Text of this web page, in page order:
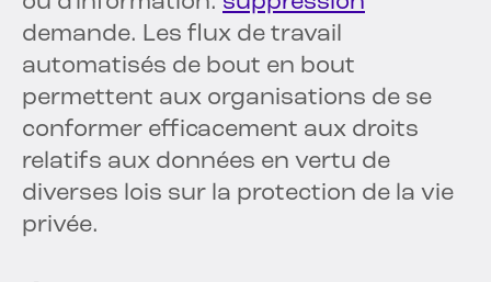
demande. Les flux de travail
automatisés de bout en bout
permettent aux organisations de se
conformer efficacement aux droits
relatifs aux données en vertu de
diverses lois sur la protection de la vie
privée.